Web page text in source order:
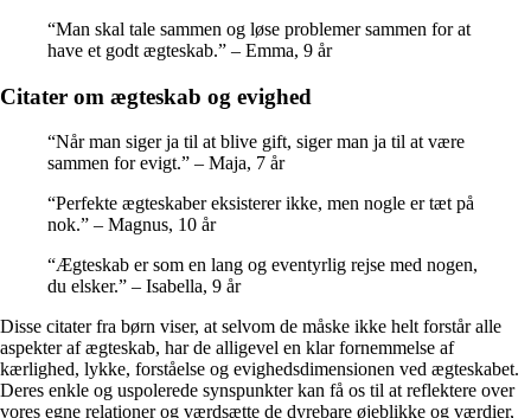
“Man skal tale sammen og løse problemer sammen for at
have et godt ægteskab.” – Emma, 9 år
Citater om ægteskab og evighed
“Når man siger ja til at blive gift, siger man ja til at være
sammen for evigt.” – Maja, 7 år
“Perfekte ægteskaber eksisterer ikke, men nogle er tæt på
nok.” – Magnus, 10 år
“Ægteskab er som en lang og eventyrlig rejse med nogen,
du elsker.” – Isabella, 9 år
Disse citater fra børn viser, at selvom de måske ikke helt forstår alle
aspekter af ægteskab, har de alligevel en klar fornemmelse af
kærlighed, lykke, forståelse og evighedsdimensionen ved ægteskabet.
Deres enkle og uspolerede synspunkter kan få os til at reflektere over
vores egne relationer og værdsætte de dyrebare øjeblikke og værdier,